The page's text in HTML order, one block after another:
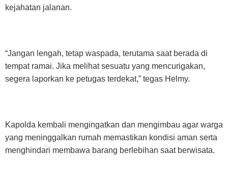
kejahatan jalanan.
“Jangan lengah, tetap waspada, terutama saat berada di
tempat ramai. Jika melihat sesuatu yang mencurigakan,
segera laporkan ke petugas terdekat,” tegas Helmy.
Kapolda kembali mengingatkan dan mengimbau agar warga
yang meninggalkan rumah memastikan kondisi aman serta
menghindari membawa barang berlebihan saat berwisata.